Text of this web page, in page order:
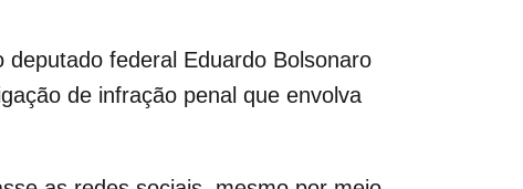
federal Eduardo Bolsonaro
de infração penal que envolva